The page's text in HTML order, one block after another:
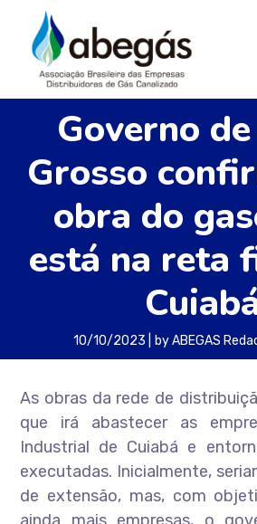
Governo
Grosso
obra do
está na reta
10/10/2023 byABEGAS
As obras da rede de
que irá abastecer as
Industrial de Cuiabá e
executadas. Inicialmente,
de extensão, mas, com